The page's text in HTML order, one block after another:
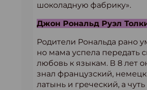
шоколадную фабрику».
Джон Рональд Руэл
Родители Рональда рано
но мама успела передать
любовь к языкам. В 8 лет
знал французский,
латынь и греческий, а